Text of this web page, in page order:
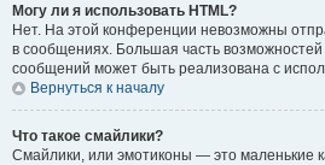
Могу ли я использовать HTML?
Нет. На этой конференции невозможны
в сообщениях. Большая часть
сообщений может быть реализована с
Вернуться к началу
Что такое смайлики?
Смайлики, или эмотиконы — это маленькие